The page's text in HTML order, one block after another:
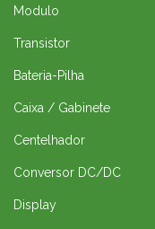
Modulo
Transistor
Bateria-Pilha
Caixa / Gabinete
Centelhador
Conversor DC/DC
Display